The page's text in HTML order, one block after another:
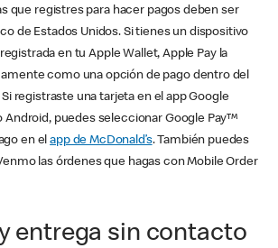
que registres para hacer pagos deben ser
de Estados Unidos. Si tienes un dispositivo
en tu Apple Wallet, Apple Pay la
como una opción de pago dentro del
Si registraste una tarjeta en el app Google
Android, puedes seleccionar Google Pay™
en elapp de McDonald’s. También puedes
las órdenes que hagas con Mobile Order
entrega sin contacto